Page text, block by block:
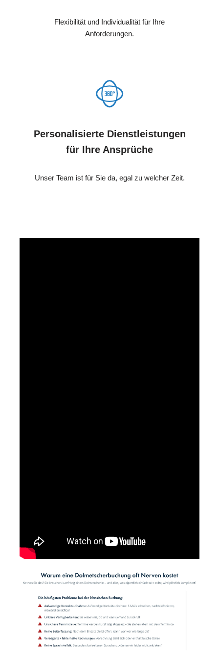
Flexibilität und Individualität für Ihre
Anforderungen.
Personalisierte Dienstleistungen
für Ihre Ansprüche
Unser Team ist für Sie da, egal zu welcher Zeit.